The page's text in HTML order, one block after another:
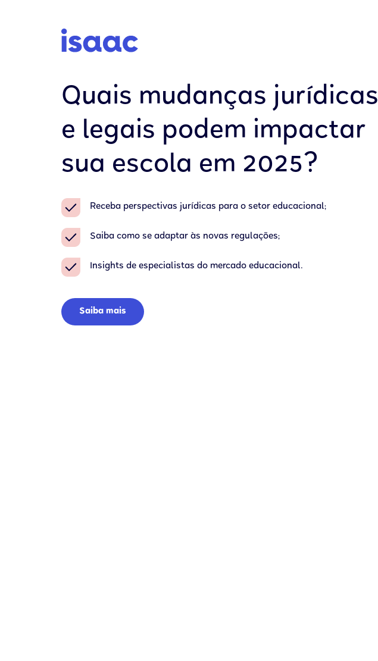
Quais mudanças jurídicas
e legais podem impactar
sua escola em 2025?
Receba perspectivas jurídicas para o setor educacional;
Saiba como se adaptar às novas regulações;
Insights de especialistas do mercado educacional.
Saiba mais